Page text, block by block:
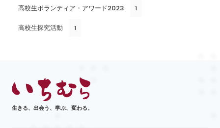
高校生ボランティア・アワード2023 1
高校生探究活動 1
生きる、出会う、学ぶ、変わる。